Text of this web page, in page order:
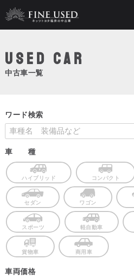
USED Car
中古車一覧
ワード検索
車 種
ハイブリッド コンパクト
セダン ワゴン
スポーツ 軽自動車
貨物車 商用車
車両価格